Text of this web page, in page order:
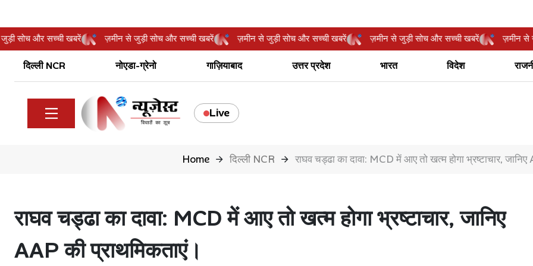
से जुड़ी सोच और सच्ची खबरें ज़मीन से जुड़ी सोच और सच्ची खबरें ज़मीन से जुड़ी सोच और सच्ची खबरें ज़मीन से जुड़ी सोच और सच्ची खबरें
दिल्ली NCR नोएडा-ग्रेनो गाज़ियाबाद उत्तर प्रदेश भारत विदेश
Live
Home दिल्ली NCR राघव चड्ढा का दावा: MCD में आए तो खत्म होगा भ्रष्टाचार,
राघव चड्ढा का दावा: MCD में आए तो खत्म होगा भ्रष्टाचार, जानिए
AAP की प्राथमिकताएं।